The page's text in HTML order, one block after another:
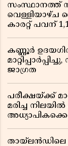
സംസ്ഥാനത്ത്
വെള്ളിയാഴ്ച
കാരറ്റ് പവന്
കണ്ണൂർ
ജാഗ്രത
പരീക്ഷയ്ക്ക്
മരിച്ച
തായ്‌ലൻഡിലെ